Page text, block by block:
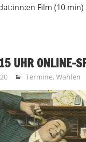
Film (10
UHR ONLINE-
Uffbasse
Termine,Wahlen